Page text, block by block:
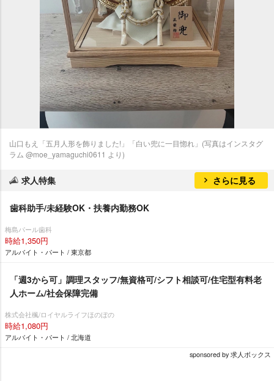
山口もえ「五月人形を飾りました!」「白い兜に一目惚れ」(写真はインスタグ
ラム @moe_yamaguchi0611 より)
求人特集 さらに見る
歯科助手/未経験OK・扶養内勤務OK
梅島パール歯科
時給1,350円
アルバイト・パート / 東京都
「週3から可」調理スタッフ/無資格可/シフト相談可/住宅型有料老
人ホーム/社会保障完備
株式会社楓/ロイヤルライフほのぼの
時給1,080円
アルバイト・パート / 北海道
sponsored by 求人ボックス